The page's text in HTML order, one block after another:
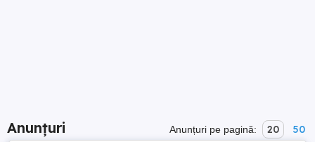
Anunțuri Anunțuri pe pagină: 20 50